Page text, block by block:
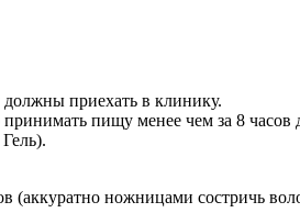
приехать в клинику.
пищу менее чем за 8 часов
(аккуратно ножницами состричь